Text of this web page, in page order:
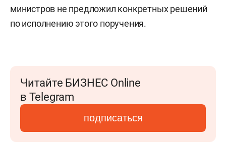
министров не предложил конкретных решений
по исполнению этого поручения.
Читайте БИЗНЕС Online
в Telegram
подписаться